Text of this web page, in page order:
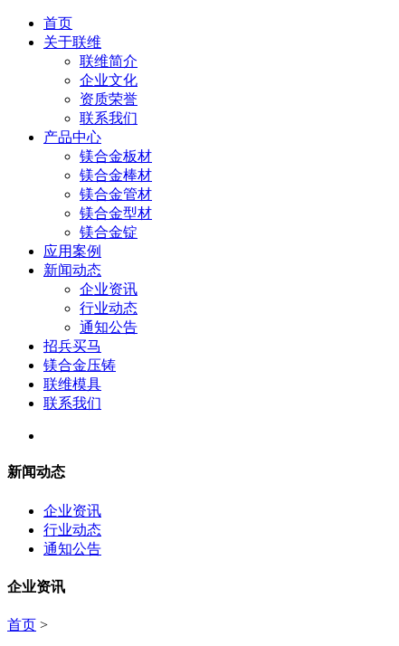
首页
关于联维
联维简介
企业文化
资质荣誉
联系我们
产品中心
镁合金板材
镁合金棒材
镁合金管材
镁合金型材
镁合金锭
应用案例
新闻动态
企业资讯
行业动态
通知公告
招兵买马
镁合金压铸
联维模具
联系我们
新闻动态
企业资讯
行业动态
通知公告
企业资讯
首页 >